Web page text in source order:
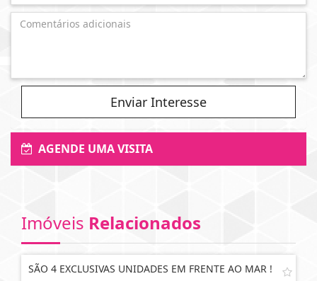
Enviar Interesse
AGENDE UMA VISITA
Imóveis Relacionados
SÃO 4 EXCLUSIVAS UNIDADES EM FRENTE AO MAR !